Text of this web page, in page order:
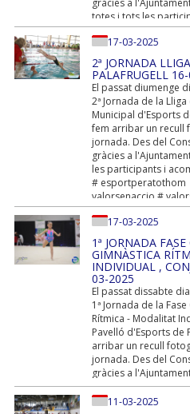
gràcies a
totes i tots les
esportescolar #
17-03-2025
2ª JORNADA
PALAFRUGELL
El passat diumenge
2ª Jornada de la
Municipal d'Esports
fem arribar un recull
jornada. Des del
gràcies a
les participants i
#
valorsenaccio #
17-03-2025
1ª JORNADA
GIMNÀSTICA
INDIVIDUAL ,
03-2025
El passat dissabte
1ª Jornada de la
Rítmica - Modalitat
Pavelló d'Esports de
arribar un recull
jornada. Des del
gràcies a
totes i tots les
esportescolar #
11-03-2025